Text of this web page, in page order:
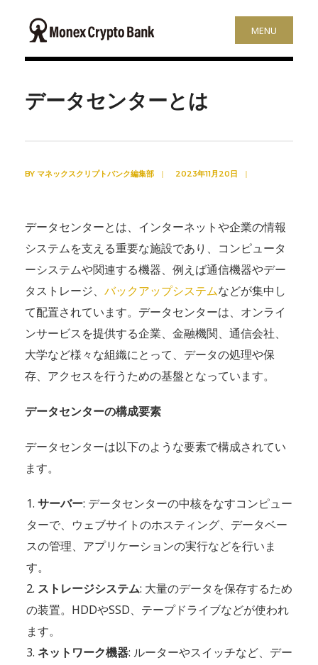
MENU
データセンターとは
BY マネックスクリプトバンク編集部 | 2023年11月20日 |
データセンターとは、インターネットや企業の情報
システムを支える重要な施設であり、コンピュータ
ーシステムや関連する機器、例えば通信機器やデー
タストレージ、 バックアップシステムなどが集中し
て配置されています。データセンターは、オンライ
ンサービスを提供する企業、金融機関、通信会社、
大学など様々な組織にとって、データの処理や保
存、アクセスを行うための基盤となっています。
データセンターの構成要素
データセンターは以下のような要素で構成されてい
ます。
サーバー: データセンターの中核をなすコンピュー
ターで、ウェブサイトのホスティング、データベー
スの管理、アプリケーションの実行などを行いま
す。
ストレージシステム: 大量のデータを保存するため
の装置。HDDやSSD、テープドライブなどが使われ
ます。
ネットワーク機器: ルーターやスイッチなど、デー